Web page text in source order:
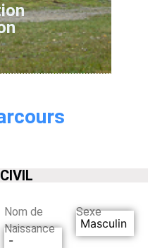
Nom de
Naissance
-
Sexe
Masculin